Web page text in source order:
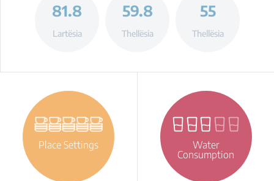
81.8
Lartësia
59.8
Thellësia
55
Thellësia
Place Settings
Water
Consumption